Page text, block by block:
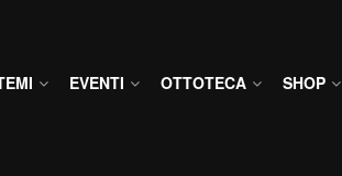
EVENTI OTTOTECA SHOP